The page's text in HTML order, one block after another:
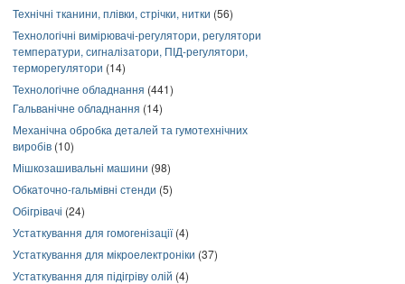
Технічні тканини, плівки, стрічки, нитки (56)
Технологічні вимірювачі-регулятори, регулятори
температури, сигналізатори, ПІД-регулятори,
терморегулятори (14)
Технологічне обладнання (441)
Гальванічне обладнання (14)
Механічна обробка деталей та гумотехнічних
виробів (10)
Мішкозашивальні машини (98)
Обкаточно-гальмівні стенди (5)
Обігрівачі (24)
Устаткування для гомогенізації(4)
Устаткування для мікроелектроніки (37)
Устаткування для підігріву олій (4)